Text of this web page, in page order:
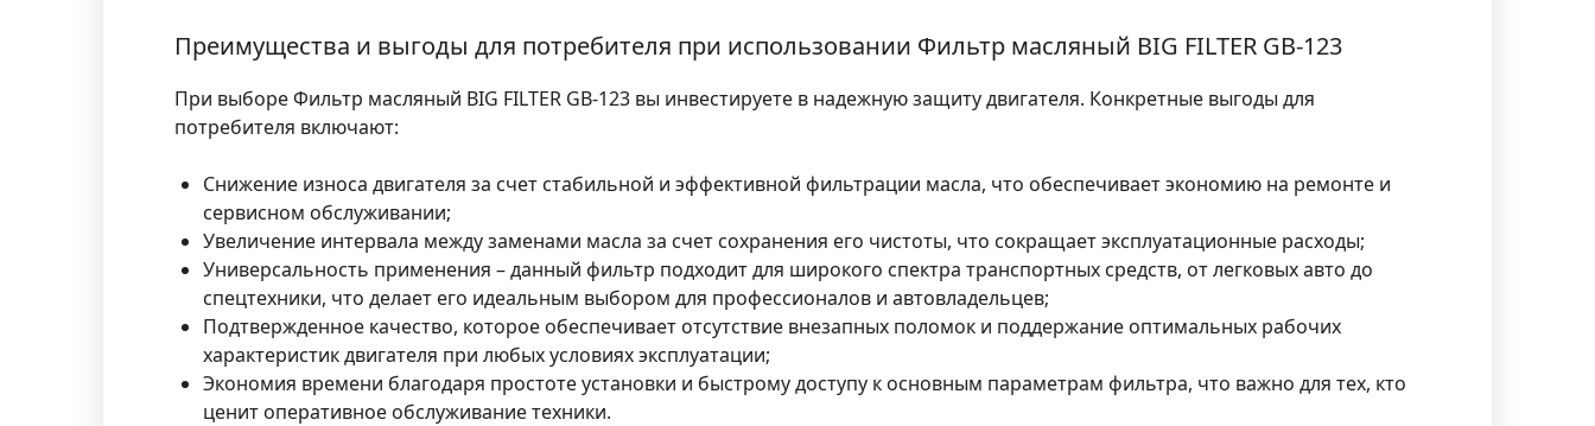
Преимущества и выгоды для потребителя при использовании Фильтр масляный BIG FILTER GB-123
При выборе Фильтр масляный BIG FILTER GB-123 вы инвестируете в надежную защиту двигателя. Конкретные выгоды для
потребителя включают:
Снижение износа двигателя за счет стабильной и эффективной фильтрации масла, что обеспечивает экономию на ремонте и
сервисном обслуживании;
Увеличение интервала между заменами масла за счет сохранения его чистоты, что сокращает эксплуатационные расходы;
Универсальность применения – данный фильтр подходит для широкого спектра транспортных средств, от легковых авто до
спецтехники, что делает его идеальным выбором для профессионалов и автовладельцев;
Подтвержденное качество, которое обеспечивает отсутствие внезапных поломок и поддержание оптимальных рабочих
характеристик двигателя при любых условиях эксплуатации;
Экономия времени благодаря простоте установки и быстрому доступу к основным параметрам фильтра, что важно для тех, кто
ценит оперативное обслуживание техники.